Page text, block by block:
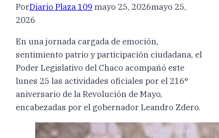
PorDiario Plaza 109 mayo 25, 2026mayo 25,
2026
En una jornada cargada de emoción,
sentimiento patrio y participación ciudadana, el
Poder Legislativo del Chaco acompañó este
lunes 25 las actividades oficiales por el 216°
aniversario de la Revolución de Mayo,
encabezadas por el gobernador Leandro Zdero.